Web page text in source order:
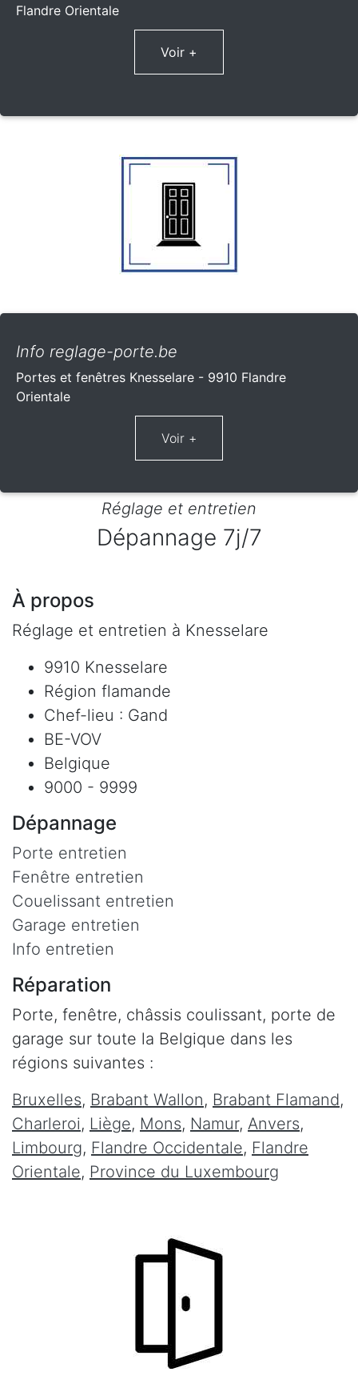
Flandre Orientale
Voir +
Info reglage-porte.be
Portes et fenêtres Knesselare - 9910 Flandre
Orientale
Réglage et entretien
Dépannage 7j/7
À propos
Réglage et entretien à Knesselare
9910 Knesselare
Région flamande
Chef-lieu : Gand
BE-VOV
Belgique
9000 - 9999
Dépannage
Porte entretien
Fenêtre entretien
Couelissant entretien
Garage entretien
Info entretien
Réparation
Porte, fenêtre, châssis coulissant, porte de
garage sur toute la Belgique dans les
régions suivantes :
Bruxelles, Brabant Wallon, Brabant Flamand,
Charleroi, Liège, Mons, Namur, Anvers,
Limbourg, Flandre Occidentale, Flandre
Orientale, Province du Luxembourg